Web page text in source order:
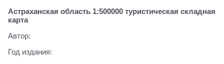
Астраханская область 1:500000 туристическая складная
карта
Автор:
Год издания: